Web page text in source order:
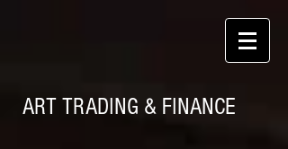
ART TRADING & FINANCE